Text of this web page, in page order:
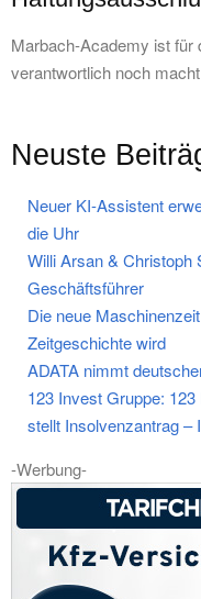
Marbach-Academy ist für
verantwortlich noch
Neuste
Neuer KI-Assistent
die Uhr
Willi Arsan & Christoph
Geschäftsführer
Die neue
Zeitgeschichte wird
ADATA nimmt
123 Invest Gruppe:
stellt Insolvenzantrag –
-Werbung-